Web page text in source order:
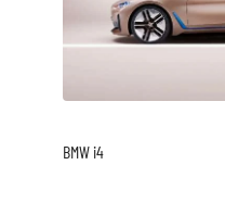
BMW i4